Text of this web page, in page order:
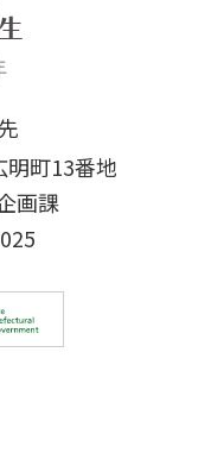
明町13番地
画課